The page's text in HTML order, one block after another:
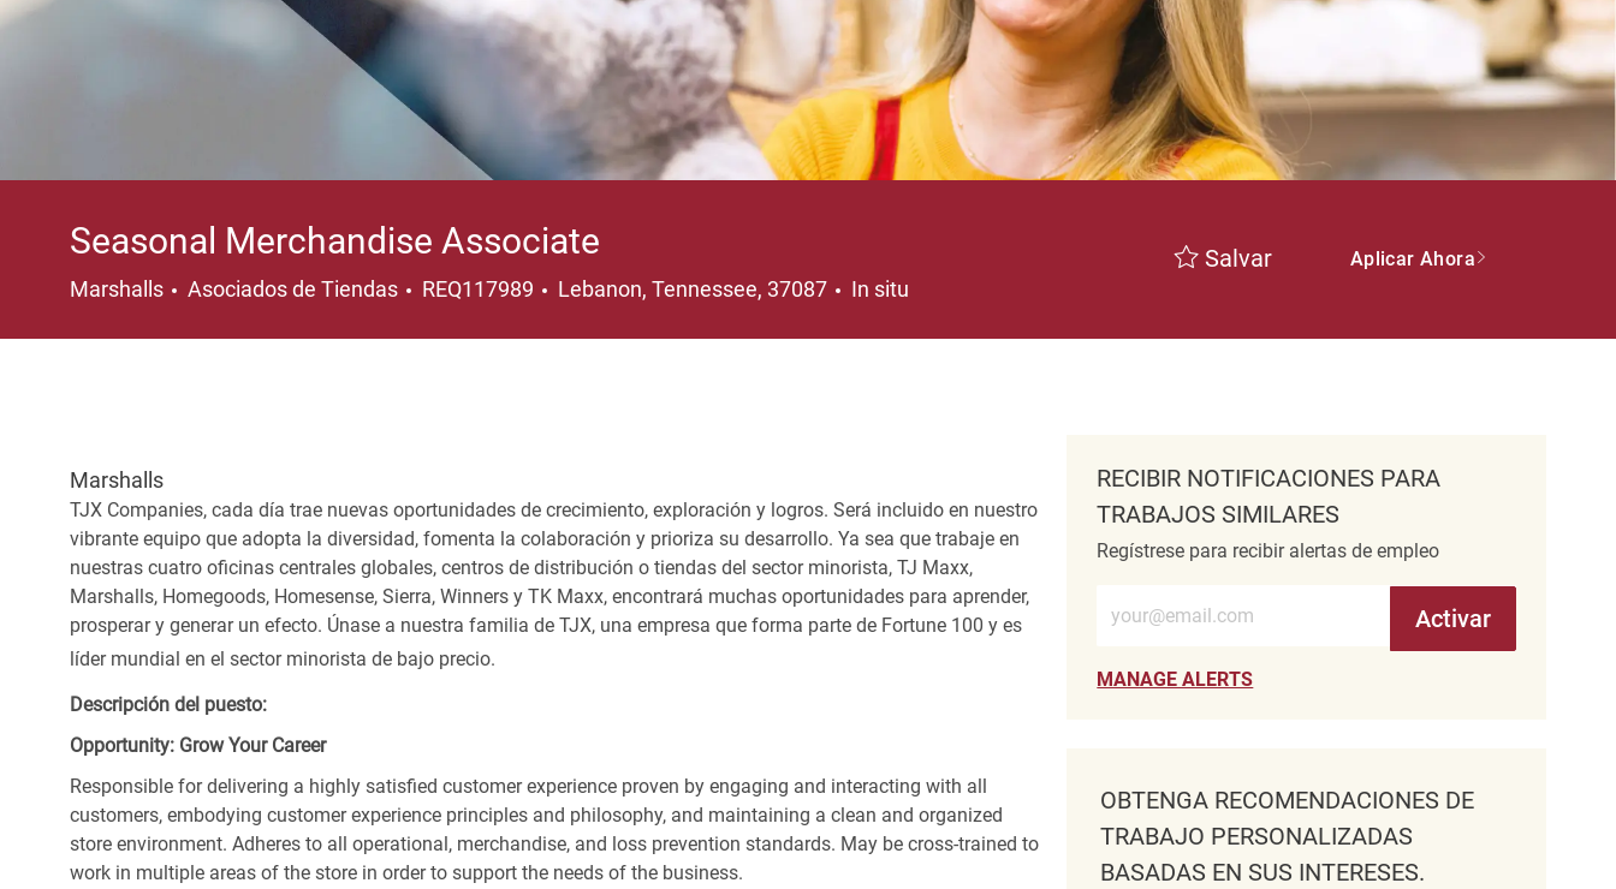
Seasonal Merchandise Associate
Marshalls Categoría
Asociados de Tiendas REQ117989 Ubicación
Lebanon, Tennessee, 37087 In situ
Salvar Aplicar Ahora
Marshalls
TJX Companies, cada día trae nuevas oportunidades de crecimiento, exploración y logros. Será incluido en nuestro
vibrante equipo que adopta la diversidad, fomenta la colaboración y prioriza su desarrollo. Ya sea que trabaje en
nuestras cuatro oficinas centrales globales, centros de distribución o tiendas del sector minorista, TJ Maxx,
Marshalls, Homegoods, Homesense, Sierra, Winners y TK Maxx, encontrará muchas oportunidades para aprender,
prosperar y generar un efecto. Únase a nuestra familia de TJX, una empresa que forma parte de Fortune 100 y es
líder mundial en el sector minorista de bajo precio.
Descripción del puesto:
Opportunity: Grow Your Career
Responsible for delivering a highly satisfied customer experience proven by engaging and interacting with all
customers, embodying customer experience principles and philosophy, and maintaining a clean and organized
store environment. Adheres to all operational, merchandise, and loss prevention standards. May be cross-trained to
work in multiple areas of the store in order to support the needs of the business.
RECIBIR NOTIFICACIONES PARA
TRABAJOS SIMILARES
Regístrese para recibir alertas de empleo
Introduzca la dirección de correo electrónico (obligatorio)
Activar
MANAGE ALERTS
OBTENGA RECOMENDACIONES DE
TRABAJO PERSONALIZADAS
BASADAS EN SUS INTERESES.